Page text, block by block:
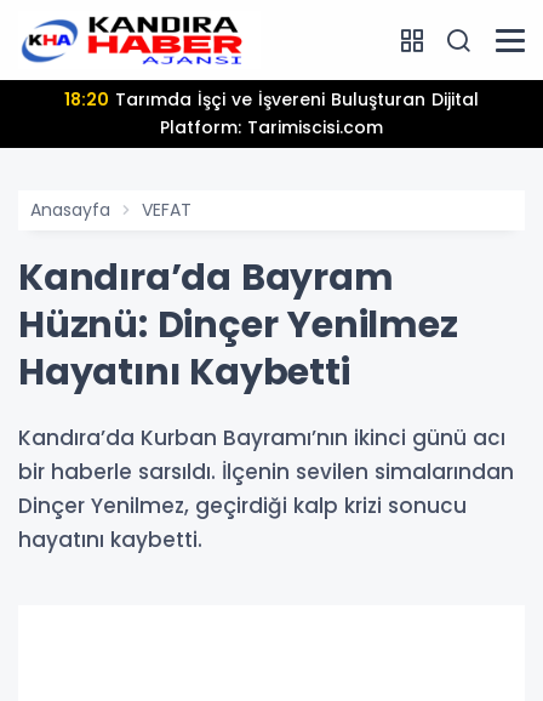
18:20
Platform: Tarimiscisi.com
Anasayfa VEFAT
Kandıra’da Bayram
Hüznü: Dinçer Yenilmez
Hayatını Kaybetti
Kandıra’da Kurban Bayramı’nın ikinci günü acı
bir haberle sarsıldı. İlçenin sevilen simalarından
Dinçer Yenilmez, geçirdiği kalp krizi sonucu
hayatını kaybetti.